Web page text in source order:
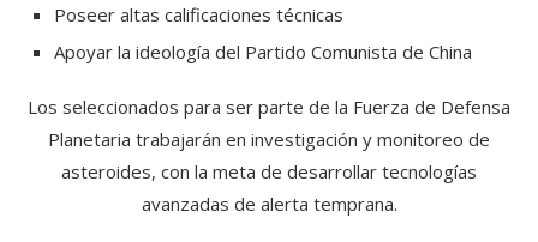
Poseer altas calificaciones técnicas
Apoyar la ideología del Partido Comunista de China
Los seleccionados para ser parte de la Fuerza de Defensa
Planetaria trabajarán en investigación y monitoreo de
asteroides, con la meta de desarrollar tecnologías
avanzadas de alerta temprana.